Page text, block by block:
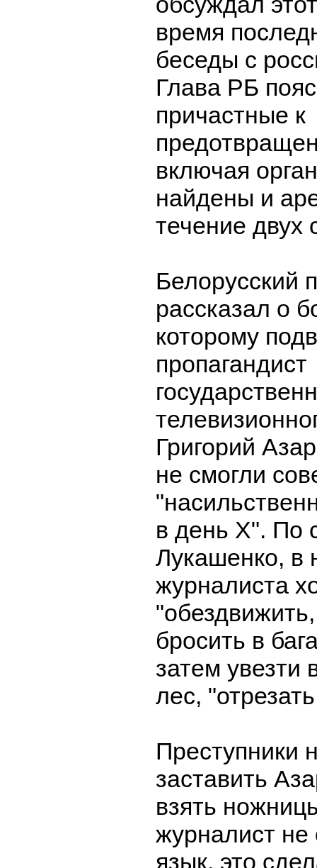
время
беседы с
Глава РБ
причастные к
включая
найдены и
течение двух
Белорусский
рассказал о
которому
пропагандист
Григорий
не смогли
в день Х". По
Лукашенко, в
журналиста
бросить в
затем увезти
лес,
Преступники
заставить
взять
журналист не
язык, это